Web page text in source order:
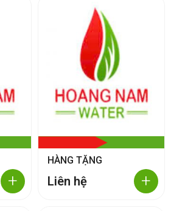
+
HÀNG TẶNG
Liên hệ +